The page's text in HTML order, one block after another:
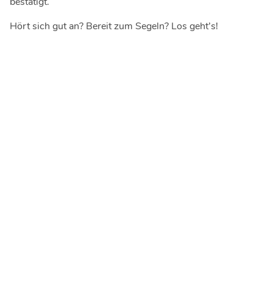
Hört sich gut an? Bereit zum Segeln? Los geht’s!